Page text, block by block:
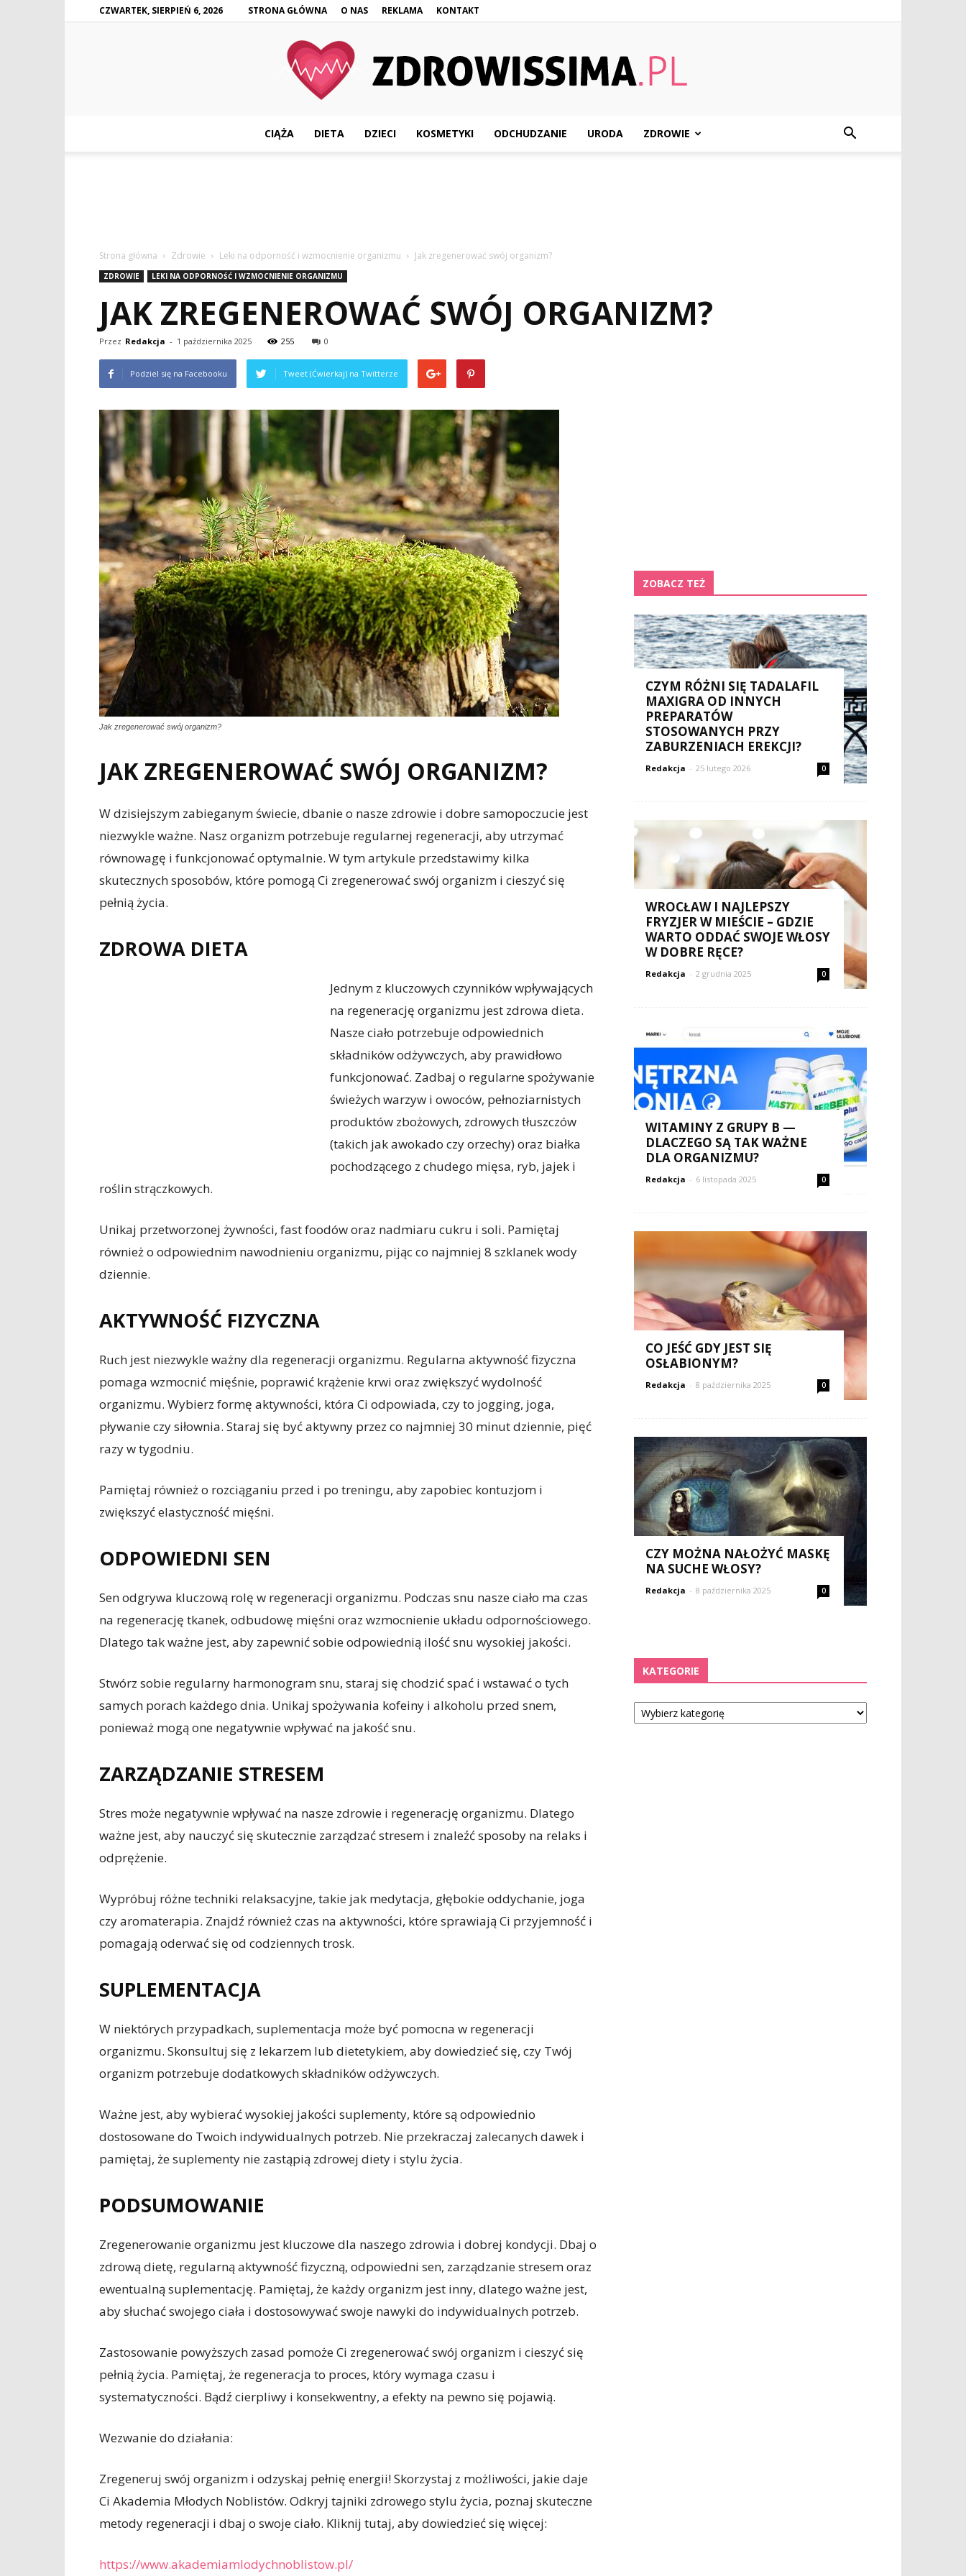
CZWARTEK, SIERPIEŃ 6, 2026 STRONA GŁÓWNA O NAS REKLAMA KONTAKT
CIĄŻA DIETA DZIECI KOSMETYKI ODCHUDZANIE URODA ZDROWIE
Strona główna Zdrowie Leki na odporność i wzmocnienie organizmu Jak zregenerować swój organizm?
ZDROWIE LEKI NA ODPORNOŚĆ I WZMOCNIENIE ORGANIZMU
JAK ZREGENEROWAĆ SWÓJ ORGANIZM?
Przez Redakcja - 1 października 2025 255 0
Podziel się na Facebooku Tweet (Ćwierkaj) na Twitterze
Jak zregenerować swój organizm?
JAK ZREGENEROWAĆ SWÓJ ORGANIZM?
W dzisiejszym zabieganym świecie, dbanie o nasze zdrowie i dobre samopoczucie jest
niezwykle ważne. Nasz organizm potrzebuje regularnej regeneracji, aby utrzymać
równowagę i funkcjonować optymalnie. W tym artykule przedstawimy kilka
skutecznych sposobów, które pomogą Ci zregenerować swój organizm i cieszyć się
pełnią życia.
ZDROWA DIETA
Jednym z kluczowych czynników wpływających
na regenerację organizmu jest zdrowa dieta.
Nasze ciało potrzebuje odpowiednich
składników odżywczych, aby prawidłowo
funkcjonować. Zadbaj o regularne spożywanie
świeżych warzyw i owoców, pełnoziarnistych
produktów zbożowych, zdrowych tłuszczów
(takich jak awokado czy orzechy) oraz białka
pochodzącego z chudego mięsa, ryb, jajek i
roślin strączkowych.
Unikaj przetworzonej żywności, fast foodów oraz nadmiaru cukru i soli. Pamiętaj
również o odpowiednim nawodnieniu organizmu, pijąc co najmniej 8 szklanek wody
dziennie.
AKTYWNOŚĆ FIZYCZNA
Ruch jest niezwykle ważny dla regeneracji organizmu. Regularna aktywność fizyczna
pomaga wzmocnić mięśnie, poprawić krążenie krwi oraz zwiększyć wydolność
organizmu. Wybierz formę aktywności, która Ci odpowiada, czy to jogging, joga,
pływanie czy siłownia. Staraj się być aktywny przez co najmniej 30 minut dziennie, pięć
razy w tygodniu.
Pamiętaj również o rozciąganiu przed i po treningu, aby zapobiec kontuzjom i
zwiększyć elastyczność mięśni.
ODPOWIEDNI SEN
Sen odgrywa kluczową rolę w regeneracji organizmu. Podczas snu nasze ciało ma czas
na regenerację tkanek, odbudowę mięśni oraz wzmocnienie układu odpornościowego.
Dlatego tak ważne jest, aby zapewnić sobie odpowiednią ilość snu wysokiej jakości.
Stwórz sobie regularny harmonogram snu, staraj się chodzić spać i wstawać o tych
samych porach każdego dnia. Unikaj spożywania kofeiny i alkoholu przed snem,
ponieważ mogą one negatywnie wpływać na jakość snu.
ZARZĄDZANIE STRESEM
Stres może negatywnie wpływać na nasze zdrowie i regenerację organizmu. Dlatego
ważne jest, aby nauczyć się skutecznie zarządzać stresem i znaleźć sposoby na relaks i
odprężenie.
Wypróbuj różne techniki relaksacyjne, takie jak medytacja, głębokie oddychanie, joga
czy aromaterapia. Znajdź również czas na aktywności, które sprawiają Ci przyjemność i
pomagają oderwać się od codziennych trosk.
SUPLEMENTACJA
W niektórych przypadkach, suplementacja może być pomocna w regeneracji
organizmu. Skonsultuj się z lekarzem lub dietetykiem, aby dowiedzieć się, czy Twój
organizm potrzebuje dodatkowych składników odżywczych.
Ważne jest, aby wybierać wysokiej jakości suplementy, które są odpowiednio
dostosowane do Twoich indywidualnych potrzeb. Nie przekraczaj zalecanych dawek i
pamiętaj, że suplementy nie zastąpią zdrowej diety i stylu życia.
PODSUMOWANIE
Zregenerowanie organizmu jest kluczowe dla naszego zdrowia i dobrej kondycji. Dbaj o
zdrową dietę, regularną aktywność fizyczną, odpowiedni sen, zarządzanie stresem oraz
ewentualną suplementację. Pamiętaj, że każdy organizm jest inny, dlatego ważne jest,
aby słuchać swojego ciała i dostosowywać swoje nawyki do indywidualnych potrzeb.
Zastosowanie powyższych zasad pomoże Ci zregenerować swój organizm i cieszyć się
pełnią życia. Pamiętaj, że regeneracja to proces, który wymaga czasu i
systematyczności. Bądź cierpliwy i konsekwentny, a efekty na pewno się pojawią.
Wezwanie do działania:
Zregeneruj swój organizm i odzyskaj pełnię energii! Skorzystaj z możliwości, jakie daje
Ci Akademia Młodych Noblistów. Odkryj tajniki zdrowego stylu życia, poznaj skuteczne
metody regeneracji i dbaj o swoje ciało. Kliknij tutaj, aby dowiedzieć się więcej:
https://www.akademiamlodychnoblistow.pl/
ZOBACZ TEŻ
CZYM RÓŻNI SIĘ TADALAFIL
MAXIGRA OD INNYCH
PREPARATÓW
STOSOWANYCH PRZY
ZABURZENIACH EREKCJI?
Redakcja - 25 lutego 2026 0
WROCŁAW I NAJLEPSZY
FRYZJER W MIEŚCIE – GDZIE
WARTO ODDAĆ SWOJE WŁOSY
W DOBRE RĘCE?
Redakcja - 2 grudnia 2025 0
WITAMINY Z GRUPY B —
DLACZEGO SĄ TAK WAŻNE
DLA ORGANIZMU?
Redakcja - 6 listopada 2025 0
CO JEŚĆ GDY JEST SIĘ
OSŁABIONYM?
Redakcja - 8 października 2025 0
CZY MOŻNA NAŁOŻYĆ MASKĘ
NA SUCHE WŁOSY?
Redakcja - 8 października 2025 0
KATEGORIE
Kategorie